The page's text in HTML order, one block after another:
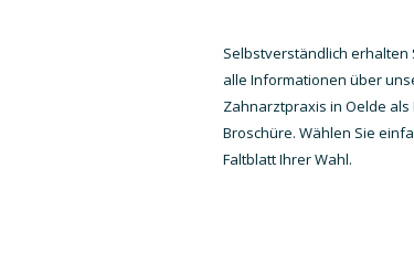
Selbstverständlich erhalten
alle Informationen über
Zahnarztpraxis in Oelde als
Broschüre. Wählen Sie
Faltblatt Ihrer Wahl.